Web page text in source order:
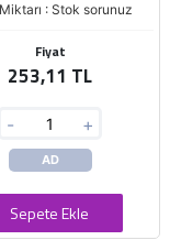
: Stok sorunuz
Fiyat
253,11 TL
- +
AD
Sepete Ekle